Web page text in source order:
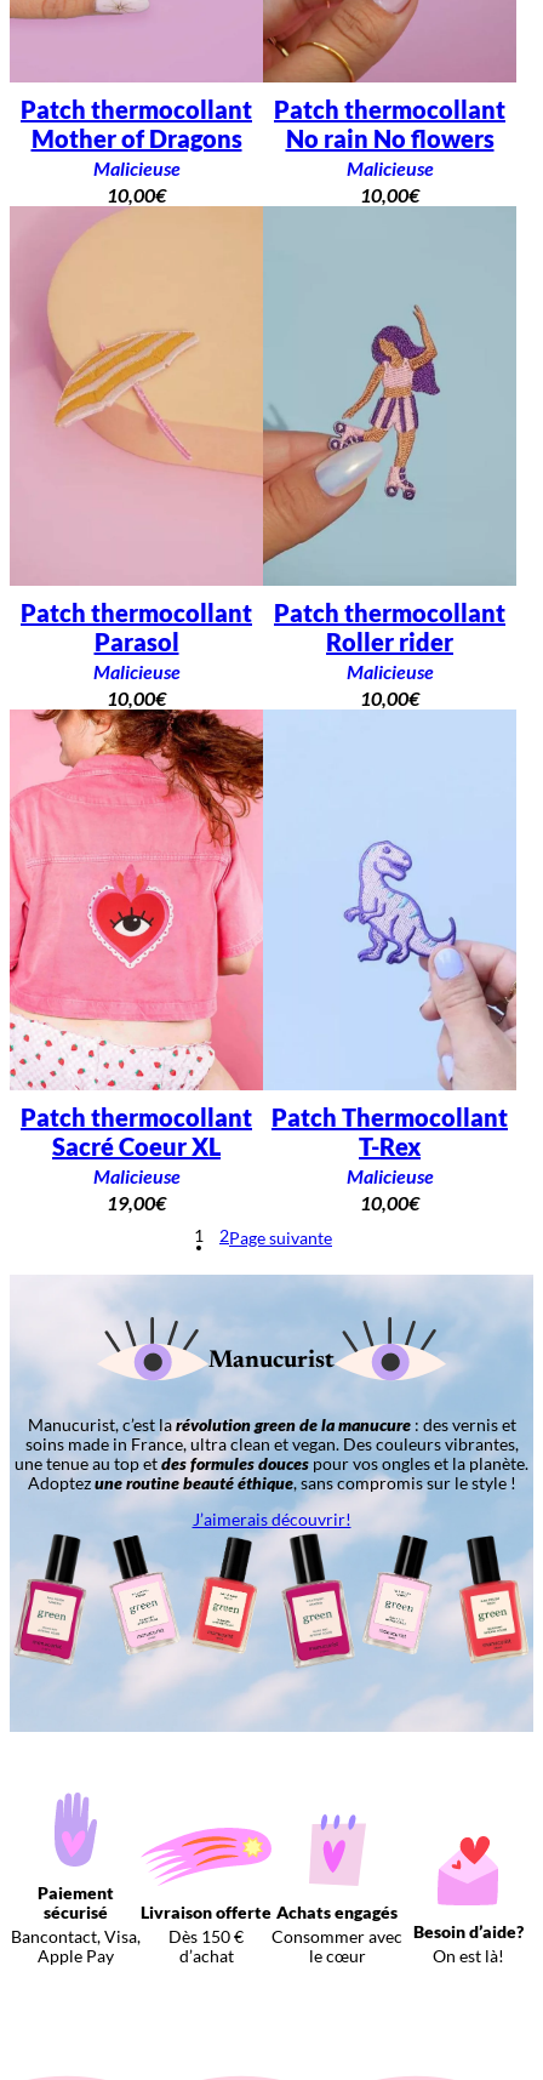
Patch thermocollant
Mother of Dragons
Malicieuse
10,00€
Patch thermocollant
No rain No flowers
Malicieuse
10,00€
Patch thermocollant
Parasol
Malicieuse
10,00€
Patch thermocollant
Roller rider
Malicieuse
10,00€
Patch thermocollant
Sacré Coeur XL
Malicieuse
19,00€
Patch Thermocollant
T-Rex
Malicieuse
10,00€
1 2Page suivante
Manucurist
Manucurist, c’est larévolution green de la manucure: des vernis et
soins made in France, ultra clean et vegan. Des couleurs vibrantes,
une tenue au top etdes formules douces pour vos ongles et la planète.
Adoptezune routine beauté éthique, sans compromis sur le style !
J’aimerais découvrir!
Paiement
sécurisé
Bancontact, Visa,
Apple Pay
Livraison offerte
Dès 150 €
d’achat
Achats engagés
Consommer avec
le cœur
Besoin d’aide?
On est là!